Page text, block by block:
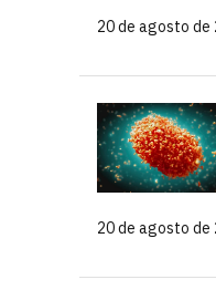
20 de agosto de
20 de agosto de